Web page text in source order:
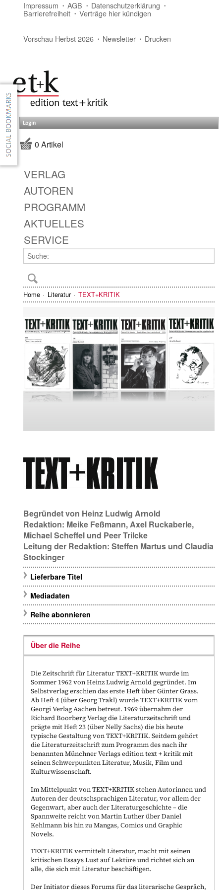
Impressum AGB Datenschutzerklärung
Barrierefreiheit Verträge hier kündigen
Vorschau Herbst 2026 Newsletter Drucken
Login
0 Artikel
VERLAG
AUTOREN
PROGRAMM
AKTUELLES
SERVICE
Home Literatur TEXT+KRITIK
Begründet von Heinz Ludwig Arnold
Redaktion: Meike Feßmann,Axel Ruckaberle,
Michael Scheffel und Peer Trilcke
Leitung der Redaktion: Steffen Martus und Claudia
Stockinger
Lieferbare Titel
Mediadaten
Reihe abonnieren
Über die Reihe
Die Zeitschrift für Literatur TEXT+KRITIK wurde im
Sommer 1962 von Heinz Ludwig Arnold gegründet. Im
Selbstverlag erschien das erste Heft über Günter Grass.
Ab Heft 4 (über Georg Trakl) wurde TEXT+KRITIK vom
Georgi Verlag Aachen betreut. 1969 übernahm der
Richard Boorberg Verlag die Literaturzeitschrift und
prägte mit Heft 23 (über Nelly Sachs) die bis heute
typische Gestaltung von TEXT+KRITIK. Seitdem gehört
die Literaturzeitschrift zum Programm des nach ihr
benannten Münchner Verlags edition text + kritik mit
seinen Schwerpunkten Literatur, Musik, Film und
Kulturwissenschaft.
Im Mittelpunkt von TEXT+KRITIK stehen Autorinnen und
Autoren der deutschsprachigen Literatur, vor allem der
Gegenwart, aber auch der Literaturgeschichte – die
Spannweite reicht von Martin Luther über Daniel
Kehlmann bis hin zu Mangas, Comics und Graphic
Novels.
TEXT+KRITIK vermittelt Literatur, macht mit seinen
kritischen Essays Lust auf Lektüre und richtet sich an
alle, die sich mit Literatur beschäftigen.
Der Initiator dieses Forums für das literarische Gespräch,